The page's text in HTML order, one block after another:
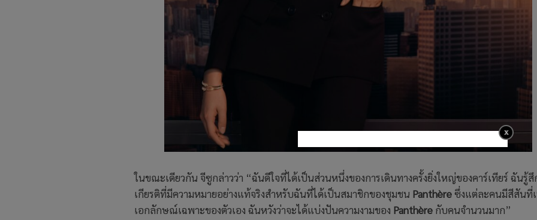
ในขณะเดียวกัน จีซูกล่าวว่า “ฉันดีใจที่ได้เป็นส่วนหนึ่งของการเดินทางครั้งยิ่งใหญ่ของคาร์เทียร์ ฉันรู้สึ
เกียรติที่มีความหมายอย่างแท้จริงสำหรับฉันที่ได้เป็นสมาชิกของชุมชน Panthère ซึ่งแต่ละคนมีสีสันที่
เอกลักษณ์เฉพาะของตัวเอง ฉันหวังว่าจะได้แบ่งปันความงามของ Panthère กับคนจำนวนมาก”